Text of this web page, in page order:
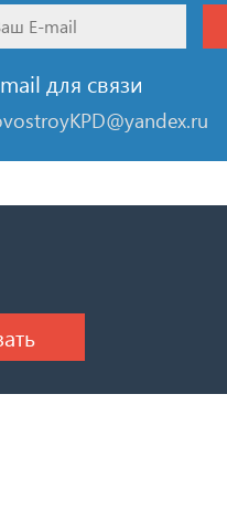
для связи